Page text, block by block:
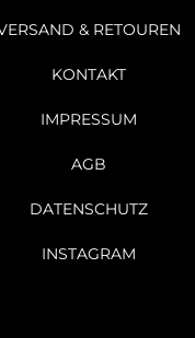
& RETOUREN
KONTAKT
IMPRESSUM
AGB
DATENSCHUTZ
INSTAGRAM